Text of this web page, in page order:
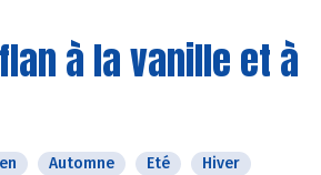
à la vanille et à
Automne Eté Hiver